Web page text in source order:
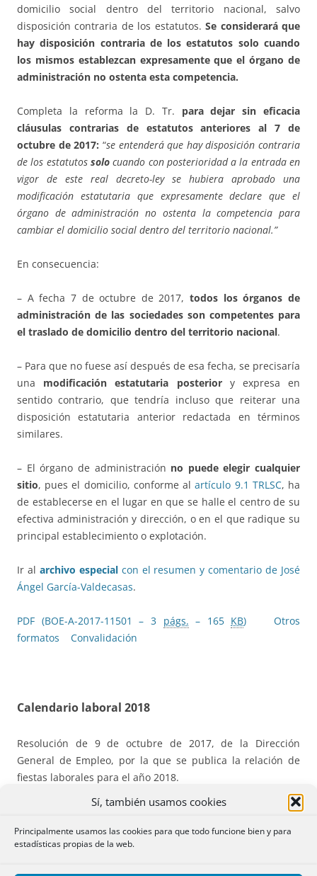
Sí, también usamos cookies
Principalmente usamos las cookies para que todo funcione bien y para
estadísticas propias de la web.
domicilio social dentro del territorio nacional, salvo
disposición contraria de los estatutos.Se considerará que
hay disposición contraria de los estatutos solo cuando
los mismos establezcan expresamente que el órgano de
administración no ostenta esta competencia.
Completa la reforma la D. Tr. para dejar sin eficacia
cláusulas contrarias de estatutos anteriores al 7 de
octubre de 2017: “se entenderá que hay disposición contraria
de los estatutos solocuando con posterioridad a la entrada en
vigor de este real decreto-ley se hubiera aprobado una
modificación estatutaria que expresamente declare que el
órgano de administración no ostenta la competencia para
cambiar el domicilio social dentro del territorio nacional.”
En consecuencia:
– A fecha 7 de octubre de 2017,todos los órganos de
administración de las sociedades son competentes para
el traslado de domicilio dentro del territorio nacional.
– Para que no fuese así después de esa fecha, se precisaría
una modificación estatutaria posteriory expresa en
sentido contrario, que tendría incluso que reiterar una
disposición estatutaria anterior redactada en términos
similares.
– El órgano de administración no puede elegir cualquier
sitio, pues el domicilio, conforme alartículo 9.1 TRLSC, ha
de establecerse en el lugar en que se halle el centro de su
efectiva administración y dirección, o en el que radique su
principal establecimiento o explotación.
Ir al archivo especialcon el resumen y comentario de José
Ángel García-Valdecasas.
PDF (BOE-A-2017-11501 – 3 págs. – 165 KB)
Otros
formatos
Convalidación
Calendario laboral 2018
Resolución de 9 de octubre de 2017, de la Dirección
General de Empleo, por la que se publica la relación de
fiestas laborales para el año 2018.
próximo
año